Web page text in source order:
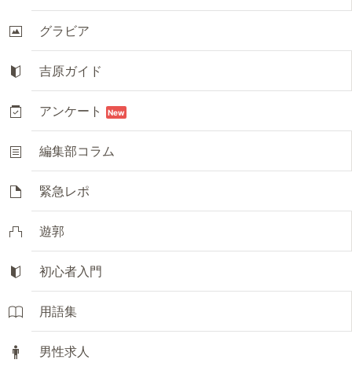
グラビア
吉原ガイド
アンケート New
編集部コラム
緊急レポ
遊郭
初心者入門
用語集
男性求人